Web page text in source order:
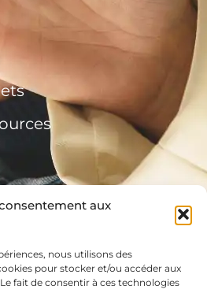
aux
nous utilisons des
pour stocker et/ou accéder aux
fait de consentir à ces technologies
du FEDER (REACT-UE)
de l’Union européenne